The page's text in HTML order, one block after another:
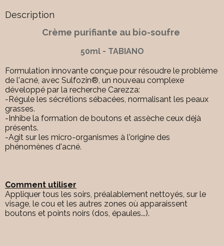
Description
Crème purifiante au bio-soufre
50ml - TABIANO
Formulation innovante conçue pour résoudre le problème
de l'acné, avec Sulfozin®, un nouveau complexe
développé par la recherche Carezza:
-Régule les sécrétions sébacées, normalisant les peaux
grasses.
-Inhibe la formation de boutons et assèche ceux déjà
présents.
-Agit sur les micro-organismes à l'origine des
phénomènes d'acné.
Comment utiliser
Appliquer tous les soirs, préalablement nettoyés, sur le
visage, le cou et les autres zones où apparaissent
boutons et points noirs (dos, épaules...).